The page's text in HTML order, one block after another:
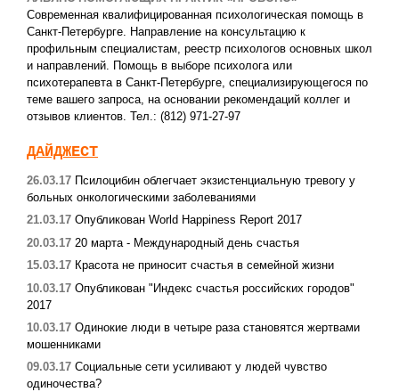
Современная квалифицированная психологическая помощь в
Санкт-Петербурге. Направление на консультацию к
профильным специалистам, реестр психологов основных школ
и направлений. Помощь в выборе психолога или
психотерапевта в Санкт-Петербурге, специализирующегося по
теме вашего запроса, на основании рекомендаций коллег и
отзывов клиентов. Тел.: (812) 971-27-97
ДАЙДЖЕСТ
26.03.17 Псилоцибин облегчает экзистенциальную тревогу у
больных онкологическими заболеваниями
21.03.17 Опубликован World Happiness Report 2017
20.03.17 20 марта - Международный день счастья
15.03.17 Красота не приносит счастья в семейной жизни
10.03.17 Опубликован "Индекс счастья российских городов"
2017
10.03.17 Одинокие люди в четыре раза становятся жертвами
мошенниками
09.03.17 Социальные сети усиливают у людей чувство
одиночества?